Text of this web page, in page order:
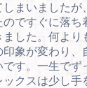
まいましたが
ですぐに落ち
した。何より
象が変わり、
す。一生でず
クスは少し手